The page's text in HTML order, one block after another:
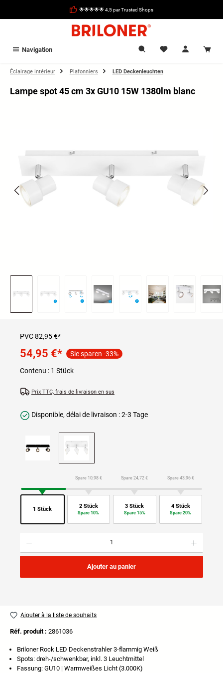
🌟🌟🌟🌟🌟 4,5 par Trusted Shops
Navigation
Éclairage intérieur Plafonniers LED Deckenleuchten
Lampe spot 45 cm 3x GU10 15W 1380lm blanc
PVC82,95 €*
54,95 €* Sie sparen -33%
Contenu : 1 Stück
Prix TTC, frais de livraison en sus
Disponible, délai de livraison : 2-3 Tage
1 Stück
Spare 10,98 €
2 Stück
Spare 10%
Spare 24,72 €
3 Stück
Spare 15%
Spare 43,96 €
4 Stück
Spare 20%
Ajouter au panier
Ajouter à la liste de souhaits
Réf. produit : 2861036
Briloner Rock LED Deckenstrahler 3-flammig Weiß
Spots: dreh-/schwenkbar, inkl. 3 Leuchtmittel
Fassung: GU10 | Warmweißes Licht (3.000K)